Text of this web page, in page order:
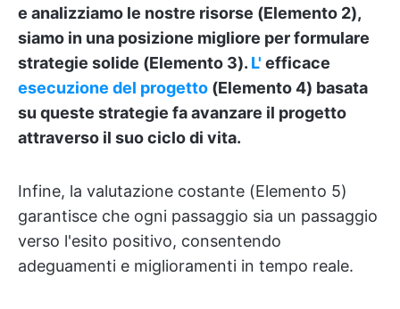
e analizziamo le nostre risorse (Elemento 2),
siamo in una posizione migliore per formulare
strategie solide (Elemento 3). L' efficace
esecuzione del progetto (Elemento 4) basata
su queste strategie fa avanzare il progetto
attraverso il suo ciclo di vita.
Infine, la valutazione costante (Elemento 5)
garantisce che ogni passaggio sia un passaggio
verso l'esito positivo, consentendo
adeguamenti e miglioramenti in tempo reale.